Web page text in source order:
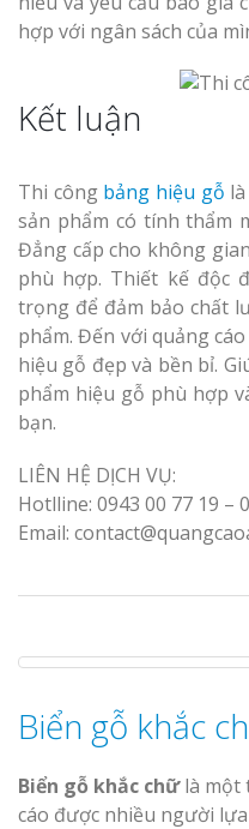
hợp với ngân sách của
Kết luận
Thi công bảng hiệu gỗ
sản phẩm có tính thẩm
Đẳng cấp cho không
phù hợp. Thiết kế độc
trọng để đảm bảo chất
phẩm. Đến với quảng
hiệu gỗ đẹp và bền bỉ.
phẩm hiệu gỗ phù hợp
bạn.
LIÊN HỆ DỊCH VỤ:
Hotlline: 0943 00 77 19 –
Email:
Biển gỗ khắc
Biển gỗ khắc chữlà một
cáo được nhiều người